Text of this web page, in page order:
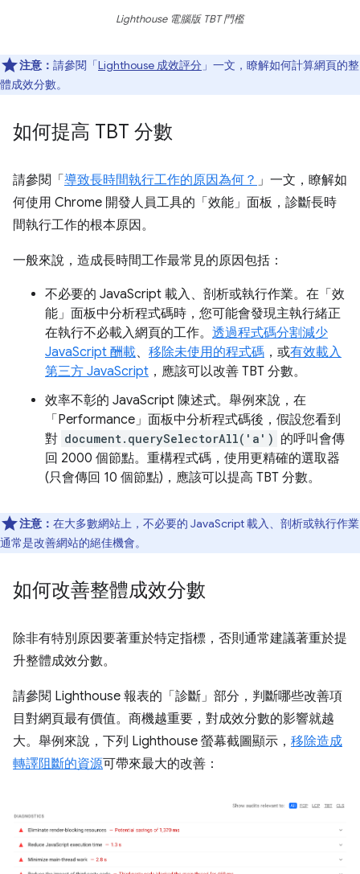
Lighthouse 電腦版 TBT 門檻
注意： 請參閱「Lighthouse 成效評分 」一文，瞭解如何計算網頁的整
體成效分數。
如何提高 TBT 分數
請參閱「 導致長時間執行工作的原因為何？ 」一文，瞭解如
何使用 Chrome 開發人員工具的「效能」面板，診斷長時
間執行工作的根本原因。
一般來說，造成長時間工作最常見的原因包括：
不必要的 JavaScript 載入、剖析或執行作業。在「效
能」面板中分析程式碼時，您可能會發現主執行緒正
在執行不必載入網頁的工作。 透過程式碼分割減少
JavaScript 酬載、 移除未使用的程式碼 ，或有效載入
第三方 JavaScript ，應該可以改善 TBT 分數。
效率不彰的 JavaScript 陳述式。舉例來說，在
「Performance」面板中分析程式碼後，假設您看到
對 document.querySelectorAll('a') 的呼叫會傳
回 2000 個節點。重構程式碼，使用更精確的選取器
(只會傳回 10 個節點)，應該可以提高 TBT 分數。
注意： 在大多數網站上，不必要的 JavaScript 載入、剖析或執行作業
通常是改善網站的絕佳機會。
如何改善整體成效分數
除非有特別原因要著重於特定指標，否則通常建議著重於提
升整體成效分數。
請參閱 Lighthouse 報表的「診斷」 部分，判斷哪些改善項
目對網頁最有價值。商機越重要，對成效分數的影響就越
大。舉例來說，下列 Lighthouse 螢幕截圖顯示， 移除造成
轉譯阻斷的資源可帶來最大的改善：